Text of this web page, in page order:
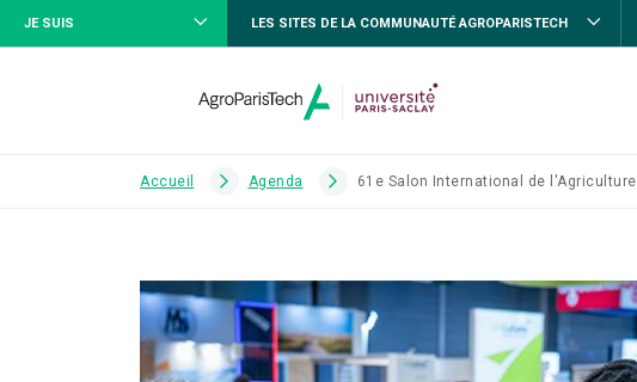
JE SUIS LES SITES DE LA COMMUNAUTÉ AGROPARISTECH
Accueil Agenda 61e Salon International de l'Agriculture